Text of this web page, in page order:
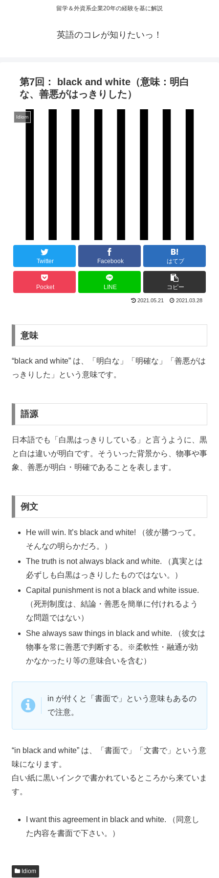
留学＆外資系企業20年の経験を基に解説
英語のコレが知りたいっ！
第7回： black and white（意味：明白
な、善悪がはっきりした）
Idiom
Twitter Facebook はてブ
Pocket LINE コピー
2021.05.21 2021.03.28
意味
“black and white” は、「明白な」「明確な」「善悪がは
っきりした」という意味です。
語源
日本語でも「白黒はっきりしている」と言うように、黒
と白は違いが明白です。そういった背景から、物事や事
象、善悪が明白・明確であることを表します。
例文
He will win. It’s black and white! （彼が勝つって。
そんなの明らかだろ。）
The truth is not always black and white. （真実とは
必ずしも白黒はっきりしたものではない。）
Capital punishment is not a black and white issue.
（死刑制度は、結論・善悪を簡単に付けれるよう
な問題ではない）
She always saw things in black and white. （彼女は
物事を常に善悪で判断する。※柔軟性・融通が効
かなかったり等の意味合いを含む）
in が付くと「書面で」という意味もあるの
で注意。
“in black and white” は、「書面で」「文書で」という意
味になります。
白い紙に黒いインクで書かれているところから来ていま
す。
I want this agreement in black and white. （同意し
た内容を書面で下さい。）
Idiom